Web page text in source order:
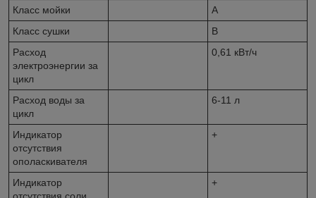
Класс мойки
A
Класс сушки
B
Расход
электроэнергии за
цикл
0,61 кВт/ч
Расход воды за
цикл
6-11 л
Индикатор
отсутствия
ополаскивателя
+
Индикатор
отсутствия соли
+